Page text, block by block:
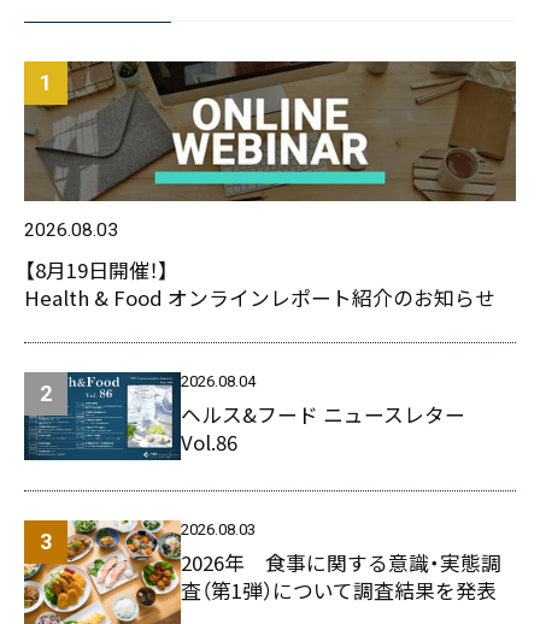
2026.08.03
【8月19日開催！】
Health & Food オンラインレポート紹介のお知らせ
2026.08.04
ヘルス&フード ニュースレター
Vol.86
2026.08.03
2026年 食事に関する意識・実態調
査（第1弾）について調査結果を発表